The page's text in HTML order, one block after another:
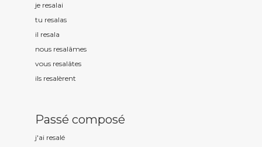
je resalai
tu resalas
il resala
nous resalâmes
vous resalâtes
ils resalèrent
Passé composé
j'ai resalé